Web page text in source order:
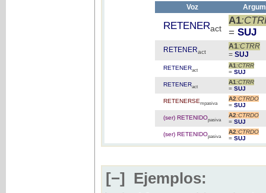
Voz
RETENERact
A1
= SUJ
RETENERact
A1:CTRR
= SUJ
RETENERact
A1 :CTRR
= SUJ
RETENERact
A1 :CTRR
= SUJ
RETENERSEmpasiva
A2:CTRDO
= SUJ
(ser) RETENIDOpasiva
A2:CTRDO
= SUJ
(ser) RETENIDOpasiva
A2:CTRDO
= SUJ
[−] Ejemplos: